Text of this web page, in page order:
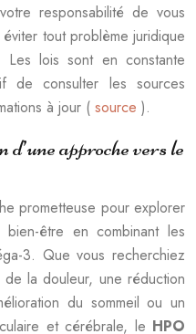
responsabilité de vous
tout problème juridique
Les lois sont en constante
de consulter les sources
à jour ( source ).
approche vers le
prometteuse pour explorer
être en combinant les
3. Que vous recherchiez
la douleur, une réduction
du sommeil ou un
et cérébrale, le HPO